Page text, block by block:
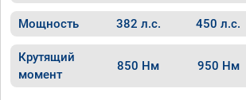
Мощность 382 л.с. 450 л.с.
Крутящий
момент
850 Нм 950 Нм